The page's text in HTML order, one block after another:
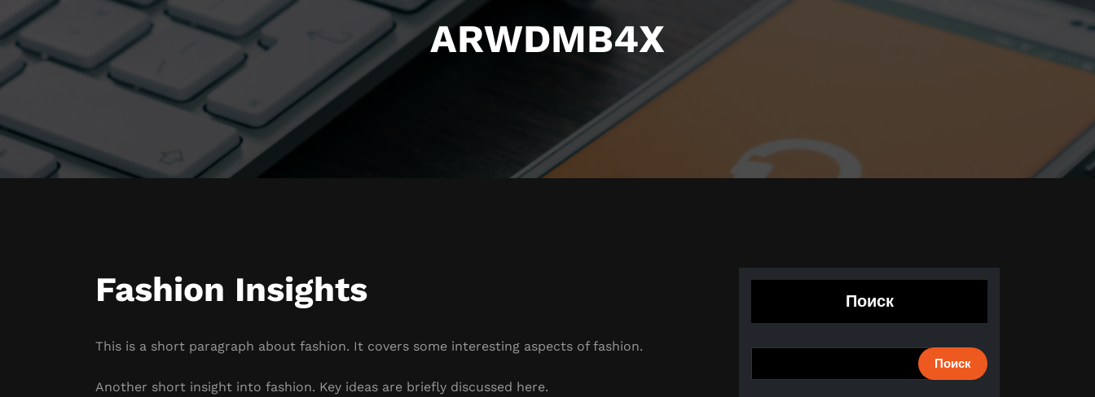
ARWDMB4X
Fashion Insights
This is a short paragraph about fashion. It covers some interesting aspects of fashion.
Another short insight into fashion. Key ideas are briefly discussed here.
Поиск
Поиск
Отправить